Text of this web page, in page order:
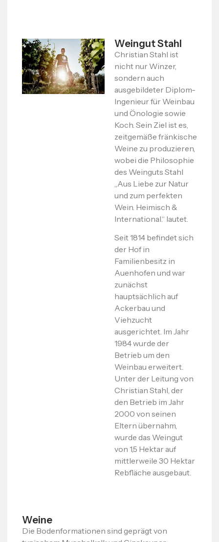
Weingut Stahl
Christian Stahl ist
nicht nur Winzer,
sondern auch
ausgebildeter Diplom-
Ingenieur für Weinbau
und Önologie sowie
Koch. Sein Ziel ist es,
zeitgemäße fränkische
Weine zu produzieren,
wobei die Philosophie
des Weinguts Stahl
„Aus Liebe zur Natur
und zum perfekten
Wein. Heimisch &
International.“ lautet.
Seit 1814 befindet sich
der Hof in
Familienbesitz in
Auenhofen und war
zunächst
hauptsächlich auf
Ackerbau und
Viehzucht
ausgerichtet. Im Jahr
1984 wurde der
Betrieb um den
Weinbau erweitert.
Unter der Leitung von
Christian Stahl, der
den Betrieb im Jahr
2000 von seinen
Eltern übernahm,
wurde das Weingut
von 1,5 Hektar auf
mittlerweile 30 Hektar
Rebfläche ausgebaut.
Weine
Die Bodenformationen sind geprägt von